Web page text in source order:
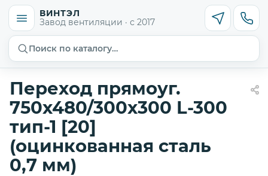
ВИНТЭЛ
Завод вентиляции · с 2017
Поиск по каталогу…
Переход прямоуг.
750х480/300х300 L-300
тип-1 [20]
(оцинкованная сталь
0,7 мм)